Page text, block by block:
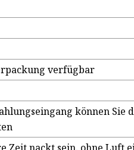
verfügbar
können Sie